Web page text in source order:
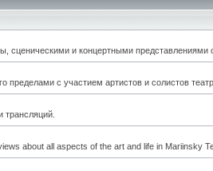
сценическими и концертными представлениями
с участием артистов и солистов
трансляций.
about all aspects of the art and life in Mariinsky